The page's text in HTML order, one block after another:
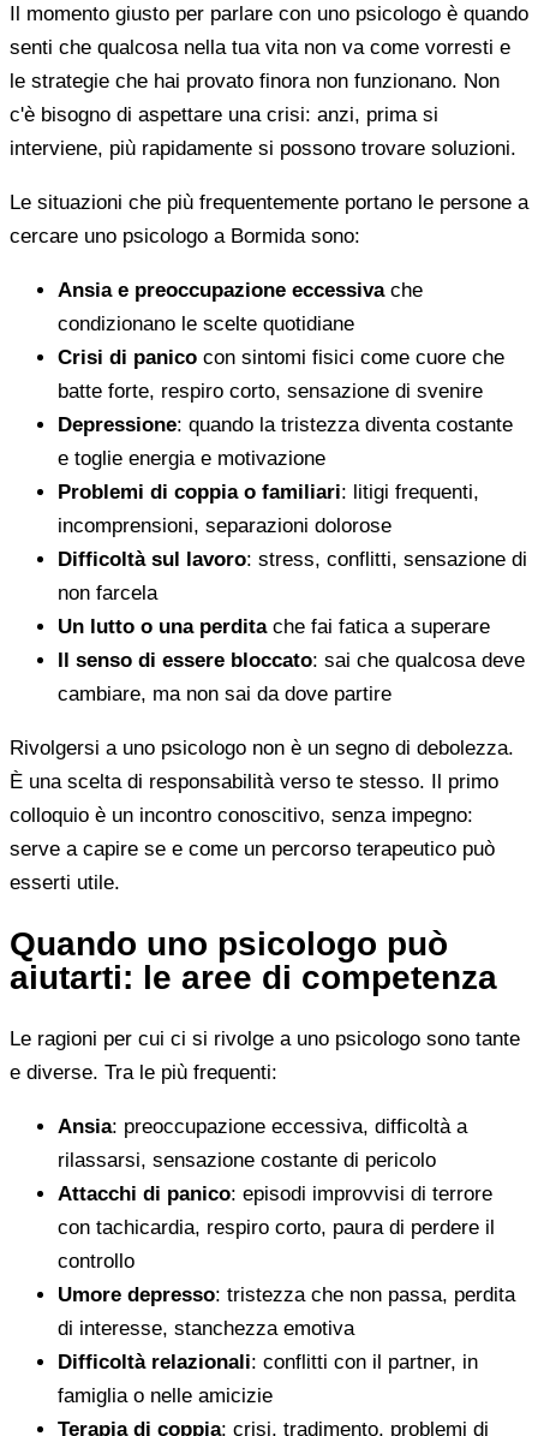
Il momento giusto per parlare con uno psicologo è quando
senti che qualcosa nella tua vita non va come vorresti e
le strategie che hai provato finora non funzionano. Non
c'è bisogno di aspettare una crisi: anzi, prima si
interviene, più rapidamente si possono trovare soluzioni.
Le situazioni che più frequentemente portano le persone a
cercare uno psicologo a Bormida sono:
Ansia e preoccupazione eccessivache
condizionano le scelte quotidiane
Crisi di panico con sintomi fisici come cuore che
batte forte, respiro corto, sensazione di svenire
Depressione: quando la tristezza diventa costante
e toglie energia e motivazione
Problemi di coppia o familiari: litigi frequenti,
incomprensioni, separazioni dolorose
Difficoltà sul lavoro: stress, conflitti, sensazione di
non farcela
Un lutto o una perditache fai fatica a superare
Il senso di essere bloccato: sai che qualcosa deve
cambiare, ma non sai da dove partire
Rivolgersi a uno psicologo non è un segno di debolezza.
È una scelta di responsabilità verso te stesso. Il primo
colloquio è un incontro conoscitivo, senza impegno:
serve a capire se e come un percorso terapeutico può
esserti utile.
Quando uno psicologo può
aiutarti: le aree di competenza
Le ragioni per cui ci si rivolge a uno psicologo sono tante
e diverse. Tra le più frequenti:
Ansia: preoccupazione eccessiva, difficoltà a
rilassarsi, sensazione costante di pericolo
Attacchi di panico: episodi improvvisi di terrore
con tachicardia, respiro corto, paura di perdere il
controllo
Umore depresso: tristezza che non passa, perdita
di interesse, stanchezza emotiva
Difficoltà relazionali: conflitti con il partner, in
famiglia o nelle amicizie
Terapia di coppia: crisi, tradimento, problemi di